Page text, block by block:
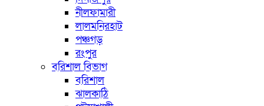
নীলফামারী
লালমনিরহাট
পঞ্চগড়
রংপুর
বরিশাল বিভাগ
বরিশাল
ঝালকাঠি